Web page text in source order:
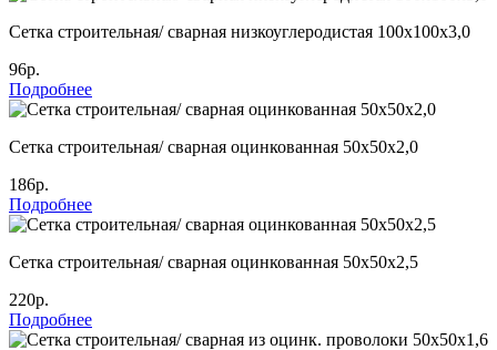
Сетка строительная/ сварная низкоуглеродистая 100х100х3,0
96р.
Подробнее
Сетка строительная/ сварная оцинкованная 50х50х2,0
186р.
Подробнее
Сетка строительная/ сварная оцинкованная 50х50х2,5
220р.
Подробнее